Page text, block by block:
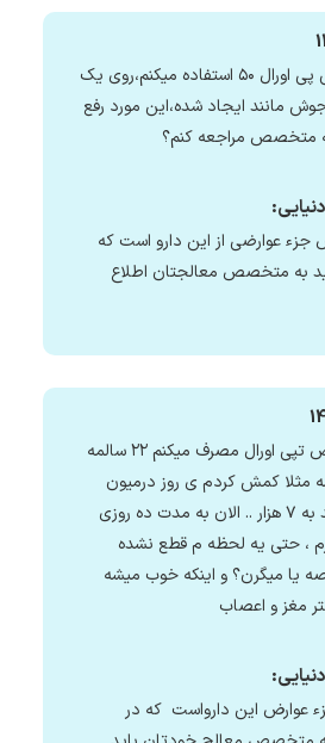
من سه روز از قرص تی پی اورال ۵۰ استفاده میکنم،روی یک
مانند ایجاد شده،این مورد رفع
متخصص مراجعه کنم؟
جزء عوارضی از این دارو است که
به متخصص معالجتان اطلاع
با سلام من دوماه قرص تپی اورال مصرف میکنم ۲۲ سالمه
مثلا کمش کردم ی روز درمیون
میخوردم ملاکتم رسید به ۷ هزار .. الان به مدت ده روزی
، حتی یه لحظه م قطع نشده
یا میگرن؟ و اینکه خوب میشه
مغز و اعصاب
عوارض این دارواست که در